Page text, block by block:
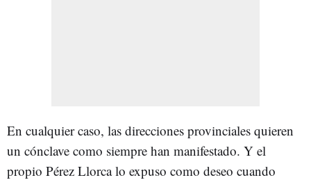
En cualquier caso, las direcciones provinciales quieren
un cónclave como siempre han manifestado. Y el
propio Pérez Llorca lo expuso como deseo cuando